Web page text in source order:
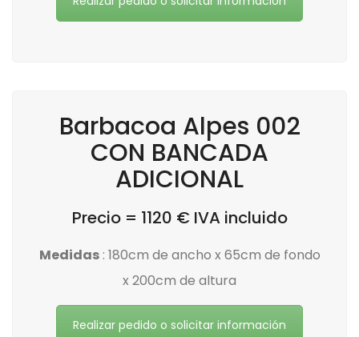
Barbacoa Alpes 002
CON BANCADA
ADICIONAL
Precio = 1120 € IVA incluido
Medidas: 180cm de ancho x 65cm de fondo
x 200cm de altura
Realizar pedido o solicitar información